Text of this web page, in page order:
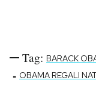
Tag: BARACK
- OBAMA REGALI